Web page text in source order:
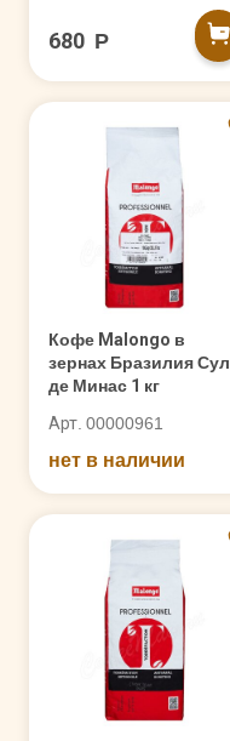
680 Р
Кофе Malongo в
зернах Бразилия Сул
де Минас 1 кг
Арт. 00000961
нет в наличии